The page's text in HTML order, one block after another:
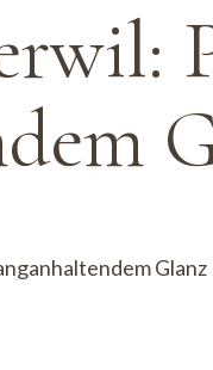
Glanz